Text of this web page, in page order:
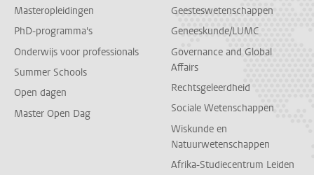
Masteropleidingen
PhD-programma's
Onderwijs voor professionals
Summer Schools
Open dagen
Master Open Dag
Geesteswetenschappen
Geneeskunde/LUMC
Governance and Global
Affairs
Rechtsgeleerdheid
Sociale Wetenschappen
Wiskunde en
Natuurwetenschappen
Afrika-Studiecentrum Leiden